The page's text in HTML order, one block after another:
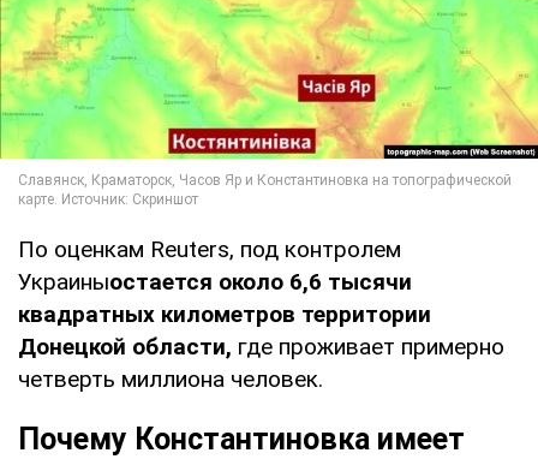
По оценкам Reuters, под контролем
Украиныостается около 6,6 тысячи
квадратных километров территории
Донецкой области, где проживает примерно
четверть миллиона человек.
Почему Константиновка имеет